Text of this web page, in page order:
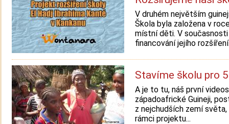
V druhém největším
Škola byla založena v
místní děti. V
financování jejího
Stavíme školu pro
A je to tu, náš první
západoafrické Guineji,
z nejchudších zemí
rámci projektu...